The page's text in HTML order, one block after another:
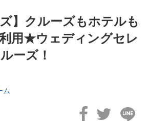
ズ】クルーズもホテルも
用★ウェディングセレ
ーズ！
ム